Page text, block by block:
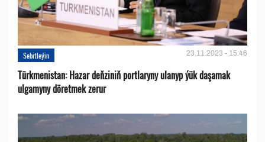
Sebitleýin 23.11.2023 - 15:46
Türkmenistan: Hazar deňziniň portlaryny ulanyp ýük daşamak
ulgamyny döretmek zerur